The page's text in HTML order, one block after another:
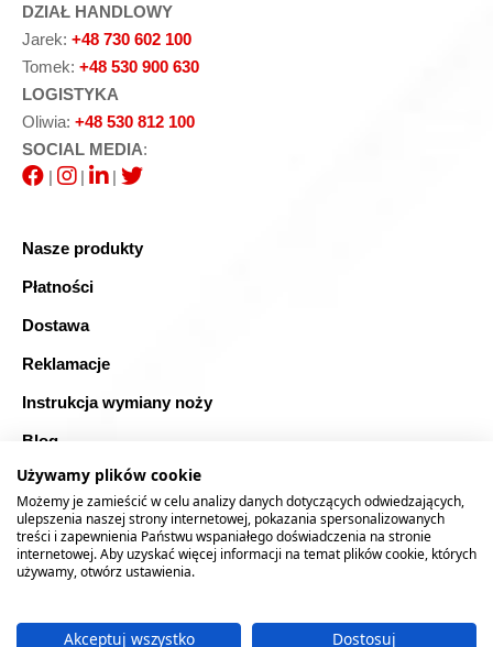
DZIAŁ HANDLOWY
Jarek: +48 730 602 100
Tomek: +48 530 900 630
LOGISTYKA
Oliwia: +48 530 812 100
SOCIAL MEDIA:
|
| |
Nasze produkty
Płatności
Dostawa
Reklamacje
Instrukcja wymiany noży
Blog
FAQ
Bezpieczne zakupy
Mapa strony
2026 © RTOOLS24.COM
Używamy plików cookie
Możemy je zamieścić w celu analizy danych dotyczących odwiedzających,
ulepszenia naszej strony internetowej, pokazania spersonalizowanych
treści i zapewnienia Państwu wspaniałego doświadczenia na stronie
internetowej. Aby uzyskać więcej informacji na temat plików cookie, których
używamy, otwórz ustawienia.
Akceptuj wszystko Dostosuj